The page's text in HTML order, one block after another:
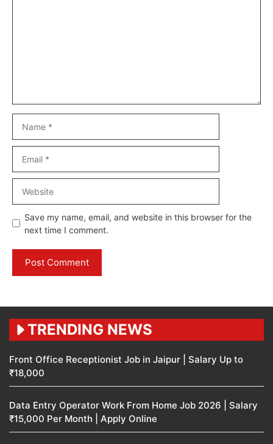
Save my name, email, and website in this browser for the
next time I comment.
TRENDING NEWS
Front Office Receptionist Job in Jaipur | Salary Up to
₹18,000
Data Entry Operator Work From Home Job 2026 | Salary
₹15,000 Per Month | Apply Online